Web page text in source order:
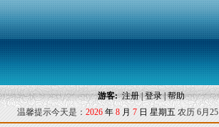
游客:注册|登录|帮助
温馨提示今天是： 2026年 8月 7日 星期五 农历 6月25